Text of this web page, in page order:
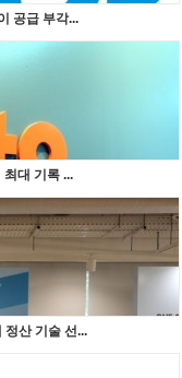
공급 부각...
대 기록 ...
정산 기술 선...